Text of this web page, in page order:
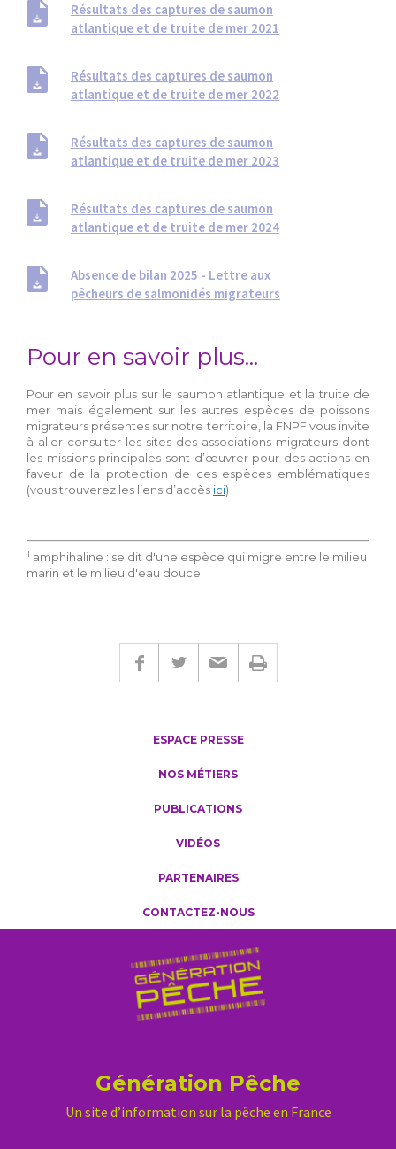
Résultats des captures de saumon
atlantique et de truite de mer 2021
Résultats des captures de saumon
atlantique et de truite de mer 2022
Résultats des captures de saumon
atlantique et de truite de mer 2023
Résultats des captures de saumon
atlantique et de truite de mer 2024
Absence de bilan 2025 - Lettre aux
pêcheurs de salmonidés migrateurs
Pour en savoir plus...
Pour en savoir plus sur le saumon atlantique et la truite de
mer mais également sur les autres espèces de poissons
migrateurs présentes sur notre territoire, la FNPF vous invite
à aller consulter les sites des associations migrateurs dont
les missions principales sont d’œuvrer pour des actions en
faveur de la protection de ces espèces emblématiques
(vous trouverez les liens d’accès ici)
1 amphihaline : se dit d'une espèce qui migre entre le milieu
marin et le milieu d'eau douce.
ESPACE PRESSE
NOS MÉTIERS
PUBLICATIONS
VIDÉOS
PARTENAIRES
CONTACTEZ-NOUS
Génération Pêche
Un site d’information sur la pêche en France